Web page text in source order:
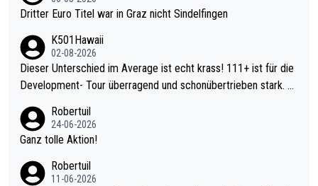
Dritter Euro Titel war in Graz nicht Sindelfingen
K501Hawaii
02-08-2026
Dieser Unterschied im Average ist echt krass! 111+ ist für die
Development- Tour überragend und schonübertrieben stark. U
mal 40+ erst recht. Da gewinnst keinen Blumentopf - ist ja noc
h krasser wie ein Pokalspiel eines Kreisligisten vs einem Bund
Robertuil
24-06-2026
Ganz tolle Aktion!
Robertuil
11-06-2026